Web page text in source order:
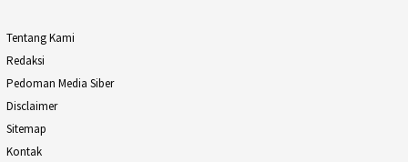
Tentang Kami
Redaksi
Pedoman Media Siber
Disclaimer
Sitemap
Kontak